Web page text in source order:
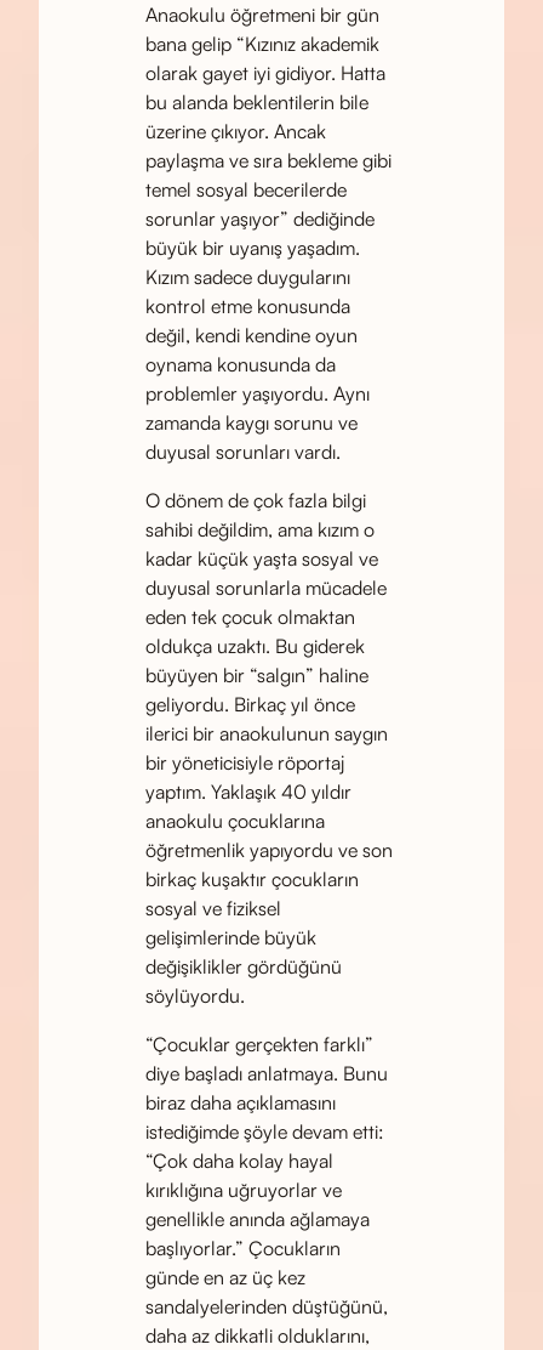
Anaokulu öğretmeni bir gün
bana gelip “Kızınız akademik
olarak gayet iyi gidiyor. Hatta
bu alanda beklentilerin bile
üzerine çıkıyor. Ancak
paylaşma ve sıra bekleme gibi
temel sosyal becerilerde
sorunlar yaşıyor” dediğinde
büyük bir uyanış yaşadım.
Kızım sadece duygularını
kontrol etme konusunda
değil, kendi kendine oyun
oynama konusunda da
problemler yaşıyordu. Aynı
zamanda kaygı sorunu ve
duyusal sorunları vardı.
O dönem de çok fazla bilgi
sahibi değildim, ama kızım o
kadar küçük yaşta sosyal ve
duyusal sorunlarla mücadele
eden tek çocuk olmaktan
oldukça uzaktı. Bu giderek
büyüyen bir “salgın” haline
geliyordu. Birkaç yıl önce
ilerici bir anaokulunun saygın
bir yöneticisiyle röportaj
yaptım. Yaklaşık 40 yıldır
anaokulu çocuklarına
öğretmenlik yapıyordu ve son
birkaç kuşaktır çocukların
sosyal ve fiziksel
gelişimlerinde büyük
değişiklikler gördüğünü
söylüyordu.
“Çocuklar gerçekten farklı”
diye başladı anlatmaya. Bunu
biraz daha açıklamasını
istediğimde şöyle devam etti:
“Çok daha kolay hayal
kırıklığına uğruyorlar ve
genellikle anında ağlamaya
başlıyorlar.” Çocukların
günde en az üç kez
sandalyelerinden düştüğünü,
daha az dikkatli olduklarını,